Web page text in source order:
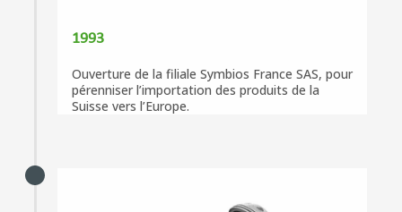
1993
Ouverture de la filiale Symbios France SAS, pour
pérenniser l’importation des produits de la
Suisse vers l’Europe.